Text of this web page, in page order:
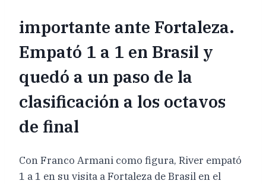
importante ante Fortaleza.
Empató 1 a 1 en Brasil y
quedó a un paso de la
clasificación a los octavos
de final
Con Franco Armani como figura, River empató
1 a 1 en su visita a Fortaleza de Brasil en el